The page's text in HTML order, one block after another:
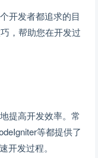
开发者都追求的目
，帮助您在开发过
提高开发效率。常
等都提供了
开发过程。